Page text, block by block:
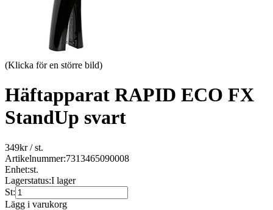
(Klicka för en större bild)
Häftapparat RAPID ECO FX
StandUp svart
349kr/ st.
Artikelnummer:7313465090008
Enhet:st.
Lagerstatus:I lager
St:
Lägg i varukorg